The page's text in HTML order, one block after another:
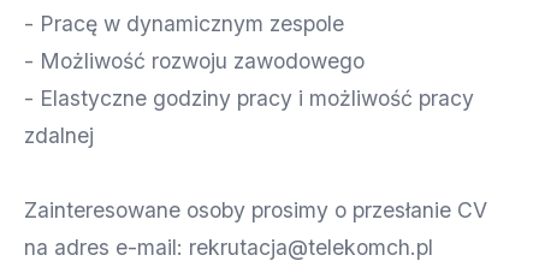
- Pracę w dynamicznym zespole
- Możliwość rozwoju zawodowego
- Elastyczne godziny pracy i możliwość pracy
zdalnej
Zainteresowane osoby prosimy o przesłanie CV
na adres e-mail: rekrutacja@telekomch.pl